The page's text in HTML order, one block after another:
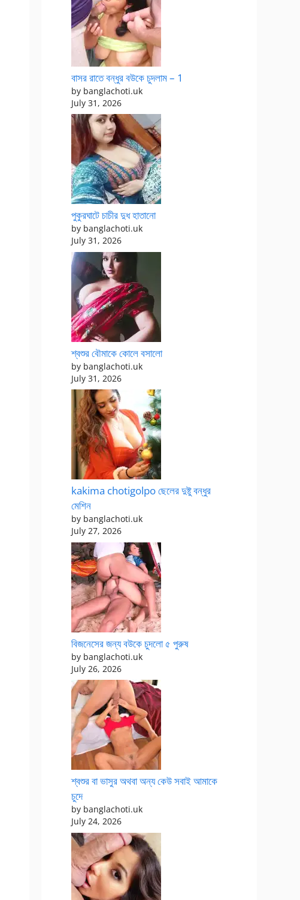
বাসর রাতে বন্ধুর বউকে চুদলাম – 1
by banglachoti.uk
July 31, 2026
পুকুরঘাটে চাচীর দুধ হাতানো
by banglachoti.uk
July 31, 2026
শ্বশুর বৌমাকে কোলে বসালো
by banglachoti.uk
July 31, 2026
kakima chotigolpo ছেলের দুষ্টু বন্ধুর
মেশিন
by banglachoti.uk
July 27, 2026
বিজনেসের জন্য বউকে চুদলো ৫ পুরুষ
by banglachoti.uk
July 26, 2026
শ্বশুর বা ভাসুর অথবা অন্য কেউ সবাই আমাকে
চুদে
by banglachoti.uk
July 24, 2026